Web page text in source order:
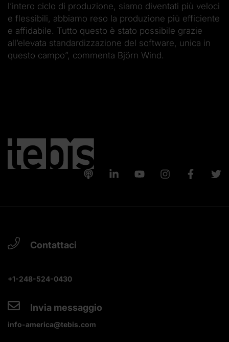
l’intero ciclo di produzione, siamo diventati più veloci
e flessibili, abbiamo reso la produzione più efficiente
e affidabile. Tutto questo è stato possibile grazie
all’elevata standardizzazione del software, unica in
questo campo”, commenta Björn Wind.
Contattaci
+1-248-524-0430
Invia messaggio
info-america@tebis.com